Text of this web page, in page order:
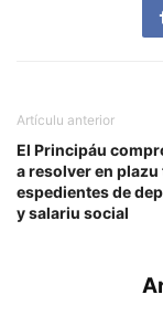
Artículu anterior
El Principáu
a resolver en
espedientes de
y salariu social